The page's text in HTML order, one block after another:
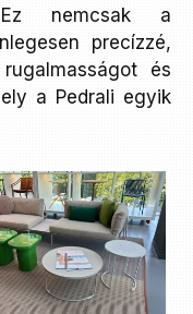
nemcsak a
precízzé,
és
a Pedrali egyik